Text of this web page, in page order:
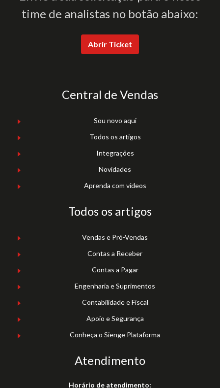
time de analistas no botão abaixo:
Abrir Ticket
Central de Vendas
Sou novo aqui
Todos os artigos
Integrações
Novidades
Aprenda com vídeos
Todos os artigos
Vendas e Pró-Vendas
Contas a Receber
Contas a Pagar
Engenharia e Suprimentos
Contabilidade e Fiscal
Apoio e Segurança
Conheça o Sienge Plataforma
Atendimento
Horário de atendimento: